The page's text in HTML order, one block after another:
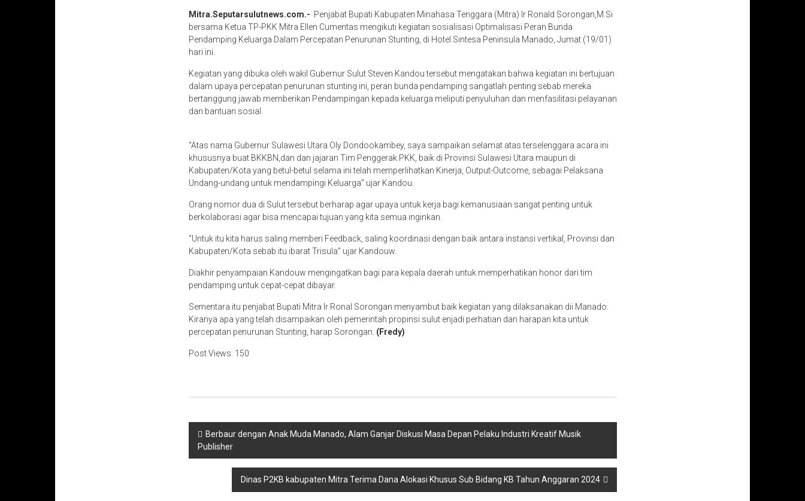
Mitra.Seputarsulutnews.com.- Penjabat Bupati Kabupaten Minahasa Tenggara (Mitra) Ir Ronald Sorongan,M.Si
bersama Ketua TP-PKK Mitra Ellen Cumentas mengikuti kegiatan sosialisasi Optimalisasi Peran Bunda
Pendamping Keluarga Dalam Percepatan Penurunan Stunting, di Hotel Sintesa Peninsula Manado, Jumat (19/01)
hari ini.
Kegiatan yang dibuka oleh wakil Gubernur Sulut Steven Kandou tersebut mengatakan bahwa kegiatan ini bertujuan
dalam upaya percepatan penurunan stunting ini, peran bunda pendamping sangatlah penting sebab mereka
bertanggung jawab memberikan Pendampingan kepada keluarga meliputi penyuluhan dan menfasilitasi pelayanan
dan bantuan sosial.
“Atas nama Gubernur Sulawesi Utara Oly Dondookambey, saya sampaikan selamat atas terselenggara acara ini
khususnya buat BKKBN,dan dan jajaran Tim Penggerak PKK, baik di Provinsi Sulawesi Utara maupun di
Kabupaten/Kota yang betul-betul selama ini telah memperlihatkan Kinerja, Output-Outcome, sebagai Pelaksana
Undang-undang untuk mendampingi Keluarga” ujar Kandou.
Orang nomor dua di Sulut tersebut berharap agar upaya untuk kerja bagi kemanusiaan sangat penting untuk
berkolaborasi agar bisa mencapai tujuan yang kita semua inginkan.
“Untuk itu kita harus saling memberi Feedback, saling koordinasi dengan baik antara instansi vertikal, Provinsi dan
Kabupaten/Kota sebab itu ibarat Trisula” ujar Kandouw.
Diakhir penyampaian Kandouw mengingatkan bagi para kepala daerah untuk memperhatikan honor dari tim
pendamping untuk cepat-cepat dibayar.
Sementara itu penjabat Bupati Mitra Ir Ronal Sorongan menyambut baik kegiatan yang dilaksanakan dii Manado.
Kiranya apa yang telah disampaikan oleh pemerintah propinsi sulut enjadi perhatian dan harapan kita untuk
percepatan penurunan Stunting, harap Sorongan. (Fredy)
Post Views: 150
Navigasi
pos
Berbaur dengan Anak Muda Manado, Alam Ganjar Diskusi Masa Depan Pelaku Industri Kreatif Musik
Publisher
Dinas P2KB kabupaten Mitra Terima Dana Alokasi Khusus Sub Bidang KB Tahun Anggaran 2024